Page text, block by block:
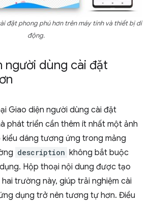
đặt phong phú hơn trên máy tính và thiết bị di
động.
người dùng cài đặt
Giao diện người dùng cài đặt
phát triển cần thêm ít nhất một ảnh
kiểu dáng tương ứng trong mảng
description không bắt buộc
Hộp thoại nội dung được tạo
trường này, giúp trải nghiệm cài
dụng trở nên tương tự hơn. Điều